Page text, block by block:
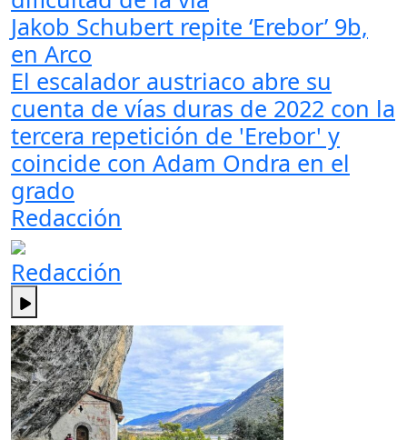
Jakob Schubert repite ‘Erebor’ 9b,
en Arco
El escalador austriaco abre su
cuenta de vías duras de 2022 con la
tercera repetición de 'Erebor' y
coincide con Adam Ondra en el
grado
Redacción
Redacción